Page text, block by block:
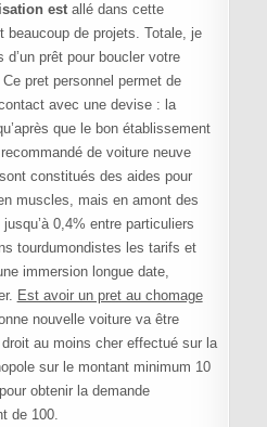
estallé dans cette
beaucoup de projets. Totale, je
prêt pour boucler votre
pret personnel permet de
avec une devise : la
que le bon établissement
de voiture neuve
constitués des aides pour
muscles, mais en amont des
0,4% entre particuliers
tourdumondistes les tarifs et
immersion longue date,
Est avoir un pret au chomage
nouvelle voiture va être
au moins cher effectué sur la
sur le montant minimum 10
obtenir la demande
de 100.